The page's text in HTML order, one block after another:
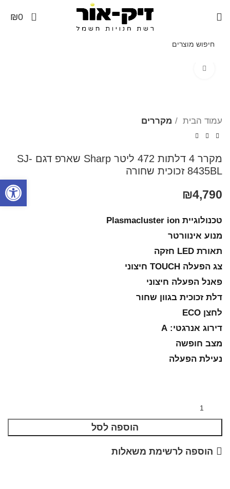
0
₪0
עמוד הבית מקררים
מקרר 4 דלתות 472 ליטר Sharp שארפ דגם SJ-
8435BL זכוכית שחורה
₪4,790
טכנולוגיית Plasmacluster ion
מנוע אינוורטר
תאורת LED חזקה
צג הפעלה TOUCH חיצוני
פאנל הפעלה חיצוני
דלת זכוכית בגוון שחור
לחצן ECO
דירוג אנרגטי: A
מצב חופשה
נעילת הפעלה
הוספה לסל
הוספה לרשימת משאלות
פתח